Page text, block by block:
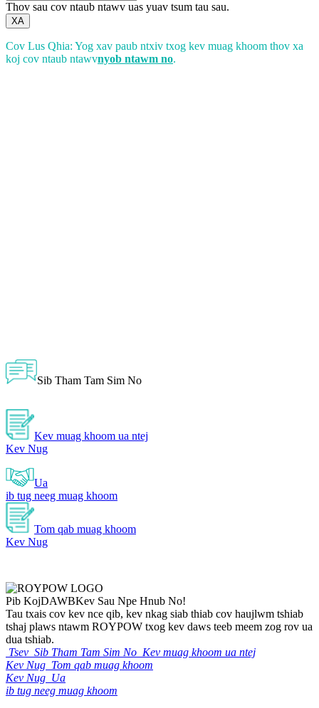
Thov sau cov ntaub ntawv uas yuav tsum tau sau.
XA
Cov Lus Qhia: Yog xav paub ntxiv txog kev muag khoom thov xa
koj cov ntaub ntawvnyob ntawm no.
Sib Tham Tam Sim No
Kev muag khoom ua ntej
Kev Nug
Ua
ib tug neeg muag khoom
Tom qab muag khoom
Kev Nug
Pib KojDAWBKev Sau Npe Hnub No!
Tau txais cov kev nce qib, kev nkag siab thiab cov haujlwm tshiab
tshaj plaws ntawm ROYPOW txog kev daws teeb meem zog rov ua
dua tshiab.
Tsev Sib Tham Tam Sim No Kev muag khoom ua ntej
Kev Nug Tom qab muag khoom
Kev Nug Ua
ib tug neeg muag khoom